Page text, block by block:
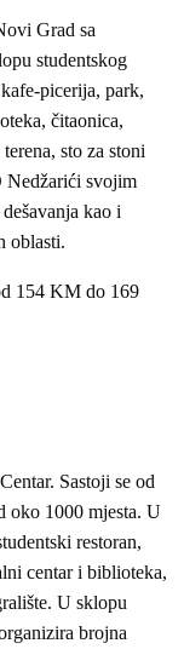
Grad sa
studentskog
picerija, park,
čitaonica,
sto za stoni
Nedžarići svojim
kao i
oblasti.
154 KM do 169
Sastoji se od
oko 1000 mjesta. U
restoran,
centar i biblioteka,
U sklopu
brojna